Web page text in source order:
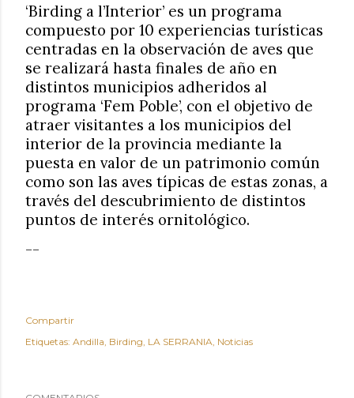
‘Birding a l’Interior’ es un programa
compuesto por 10 experiencias turísticas
centradas en la observación de aves que
se realizará hasta finales de año en
distintos municipios adheridos al
programa ‘Fem Poble’, con el objetivo de
atraer visitantes a los municipios del
interior de la provincia mediante la
puesta en valor de un patrimonio común
como son las aves típicas de estas zonas, a
través del descubrimiento de distintos
puntos de interés ornitológico.
--
Compartir
Etiquetas: Andilla Birding LA SERRANIA Noticias